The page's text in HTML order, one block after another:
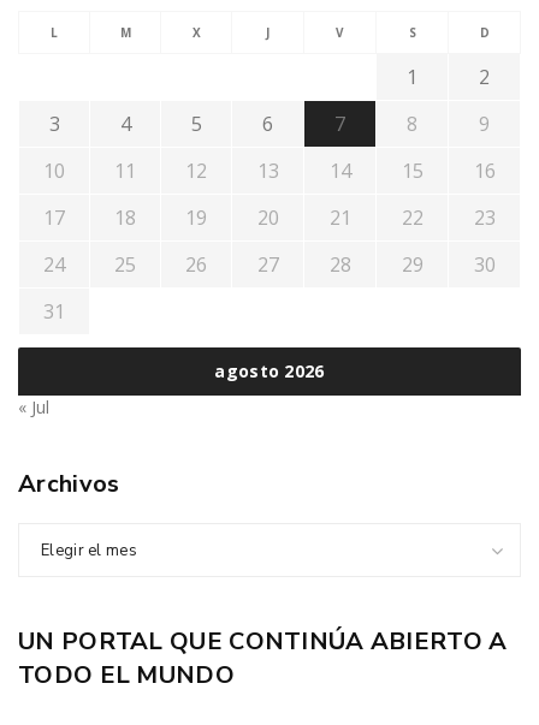
agosto 2026
L M X J V S D
1
2
3
4 5 6 7 8
9
10
11 12 13 14 15
16
17
18 19 20 21 22
23
24
25 26 27 28 29
30
31
« Jul
Archivos
Elegir el mes
UN PORTAL QUE CONTINÚA ABIERTO A
TODO EL MUNDO